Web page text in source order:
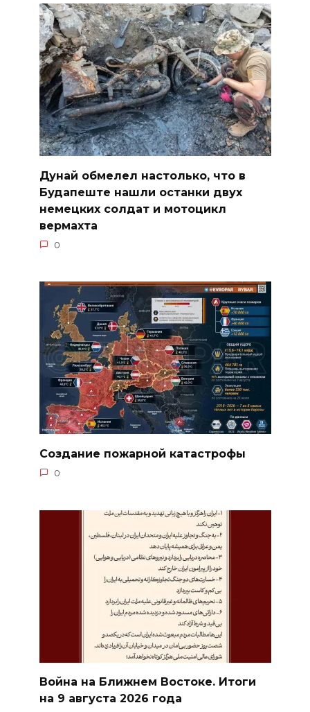
Дунай обмелел настолько, что в
Будапеште нашли останки двух
немецких солдат и мотоцикл
вермахта
0
Создание пожарной катастрофы
0
Война на Ближнем Востоке. Итоги
на 9 августа 2026 года